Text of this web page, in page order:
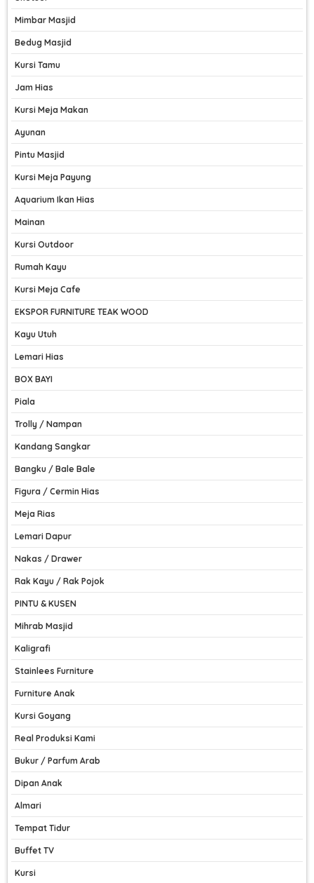
Mimbar Masjid
Bedug Masjid
Kursi Tamu
Jam Hias
Kursi Meja Makan
Ayunan
Pintu Masjid
Kursi Meja Payung
Aquarium Ikan Hias
Mainan
Kursi Outdoor
Rumah Kayu
Kursi Meja Cafe
EKSPOR FURNITURE TEAK WOOD
Kayu Utuh
Lemari Hias
BOX BAYI
Piala
Trolly / Nampan
Kandang Sangkar
Bangku / Bale Bale
Figura / Cermin Hias
Meja Rias
Lemari Dapur
Nakas / Drawer
Rak Kayu / Rak Pojok
PINTU & KUSEN
Mihrab Masjid
Kaligrafi
Stainlees Furniture
Furniture Anak
Kursi Goyang
Real Produksi Kami
Bukur / Parfum Arab
Dipan Anak
Almari
Tempat Tidur
Buffet TV
Kursi